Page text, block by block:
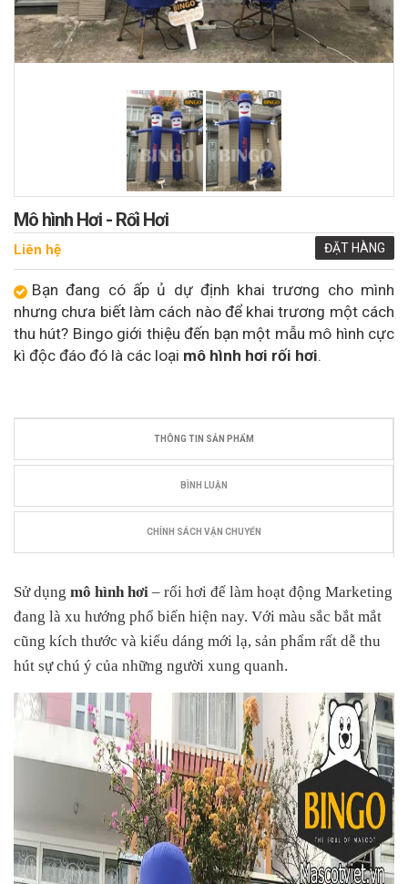
Mô hình Hơi - Rối Hơi
ĐẶT HÀNG
Liên hệ
Bạn đang có ấp ủ dự định khai trương cho mình
nhưng chưa biết làm cách nào để khai trương một cách
thu hút? Bingo giới thiệu đến bạn một mẫu mô hình cực
kì độc đáo đó là các loại mô hình hơi rối hơi.
THÔNG TIN SẢN PHẨM
BÌNH LUẬN
CHÍNH SÁCH VẬN CHUYỂN
Sử dụng mô hình hơi – rối hơi để làm hoạt động Marketing
đang là xu hướng phổ biến hiện nay. Với màu sắc bắt mắt
cũng kích thước và kiểu dáng mới lạ, sản phẩm rất dễ thu
hút sự chú ý của những người xung quanh.